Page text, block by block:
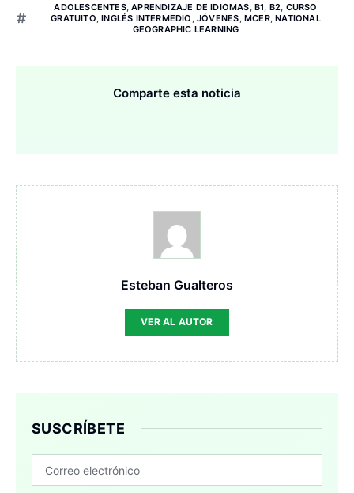
ADOLESCENTES,APRENDIZAJE DE IDIOMAS, B1, B2, CURSO
GRATUITO,INGLÉS INTERMEDIO ,JÓVENES, MCER,NATIONAL
GEOGRAPHIC LEARNING
Comparte esta noticia
Esteban Gualteros
VER AL AUTOR
SUSCRÍBETE